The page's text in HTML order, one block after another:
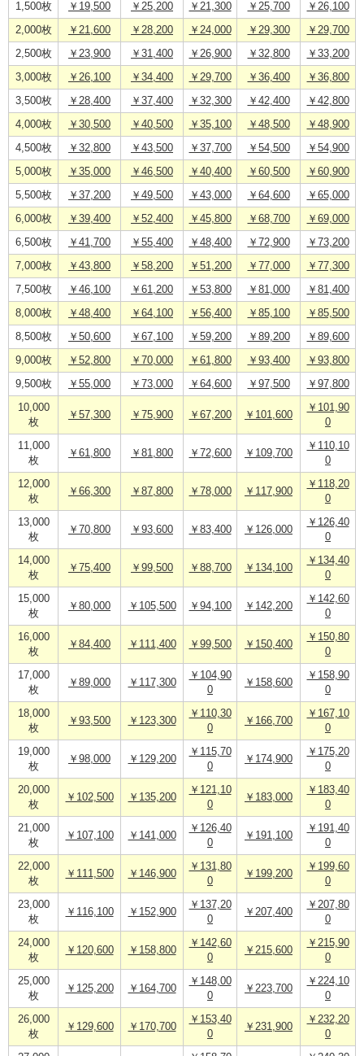
1,500枚 ￥19,500 ￥25,200 ￥21,300 ￥25,700 ￥26,100
2,000枚 ￥21,600 ￥28,200 ￥24,000 ￥29,300 ￥29,700
2,500枚 ￥23,900 ￥31,400 ￥26,900 ￥32,800 ￥33,200
3,000枚 ￥26,100 ￥34,400 ￥29,700 ￥36,400 ￥36,800
3,500枚 ￥28,400 ￥37,400 ￥32,300 ￥42,400 ￥42,800
4,000枚 ￥30,500 ￥40,500 ￥35,100 ￥48,500 ￥48,900
4,500枚 ￥32,800 ￥43,500 ￥37,700 ￥54,500 ￥54,900
5,000枚 ￥35,000 ￥46,500 ￥40,400 ￥60,500 ￥60,900
5,500枚 ￥37,200 ￥49,500 ￥43,000 ￥64,600 ￥65,000
6,000枚 ￥39,400 ￥52,400 ￥45,800 ￥68,700 ￥69,000
6,500枚 ￥41,700 ￥55,400 ￥48,400 ￥72,900 ￥73,200
7,000枚 ￥43,800 ￥58,200 ￥51,200 ￥77,000 ￥77,300
7,500枚 ￥46,100 ￥61,200 ￥53,800 ￥81,000 ￥81,400
8,000枚 ￥48,400 ￥64,100 ￥56,400 ￥85,100 ￥85,500
8,500枚 ￥50,600 ￥67,100 ￥59,200 ￥89,200 ￥89,600
9,000枚 ￥52,800 ￥70,000 ￥61,800 ￥93,400 ￥93,800
9,500枚 ￥55,000 ￥73,000 ￥64,600 ￥97,500 ￥97,800
10,000
枚
￥57,300 ￥75,900 ￥67,200 ￥101,600
￥101,90
0
11,000
枚
￥61,800 ￥81,800 ￥72,600 ￥109,700
￥110,10
0
12,000
枚
￥66,300 ￥87,800 ￥78,000 ￥117,900
￥118,20
0
13,000
枚
￥70,800 ￥93,600 ￥83,400 ￥126,000
￥126,40
0
14,000
枚
￥75,400 ￥99,500 ￥88,700 ￥134,100
￥134,40
0
15,000
枚
￥80,000 ￥105,500 ￥94,100 ￥142,200
￥142,60
0
16,000
枚
￥84,400 ￥111,400 ￥99,500 ￥150,400
￥150,80
0
17,000
枚
￥89,000 ￥117,300
￥104,90
0
￥158,600
￥158,90
0
18,000
枚
￥93,500 ￥123,300
￥110,30
0
￥166,700
￥167,10
0
19,000
枚
￥98,000 ￥129,200
￥115,70
0
￥174,900
￥175,20
0
20,000
枚
￥102,500 ￥135,200
￥121,10
0
￥183,000
￥183,40
0
21,000
枚
￥107,100 ￥141,000
￥126,40
0
￥191,100
￥191,40
0
22,000
枚
￥111,500 ￥146,900
￥131,80
0
￥199,200
￥199,60
0
23,000
枚
￥116,100 ￥152,900
￥137,20
0
￥207,400
￥207,80
0
24,000
枚
￥120,600 ￥158,800
￥142,60
0
￥215,600
￥215,90
0
25,000
枚
￥125,200 ￥164,700
￥148,00
0
￥223,700
￥224,10
0
26,000
枚
￥129,600 ￥170,700
￥153,40
0
￥231,900
￥232,20
0